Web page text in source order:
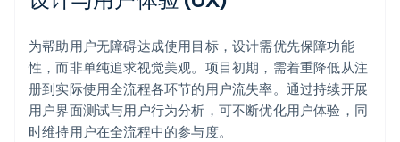
为帮助用户无障碍达成使用目标，设计需优先保障功能
性，而非单纯追求视觉美观。项目初期，需着重降低从注
册到实际使用全流程各环节的用户流失率。通过持续开展
用户界面测试与用户行为分析，可不断优化用户体验，同
时维持用户在全流程中的参与度。